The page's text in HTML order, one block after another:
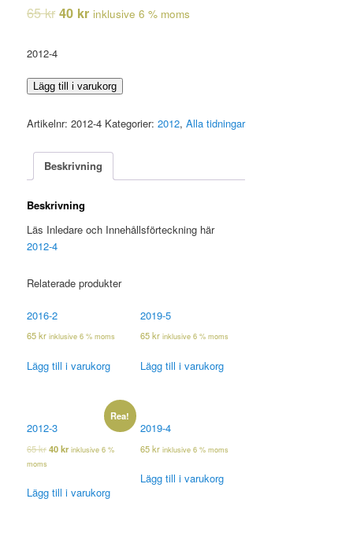
65kr 40 kr inklusive 6 % moms
2012-4
2012-
mängd
Lägg till i varukorg
Artikelnr:2012-4 Kategorier:2012,Alla tidningar
Beskrivning
Beskrivning
Läs Inledare och Innehållsförteckning här
2012-4
Relaterade produkter
2016-2
65kr inklusive 6 % moms
Lägg till i varukorg
2019-5
65kr inklusive 6 % moms
Lägg till i varukorg
Rea!
2012-3
65kr40kr inklusive 6 %
moms
Lägg till i varukorg
2019-4
65kr inklusive 6 % moms
Lägg till i varukorg